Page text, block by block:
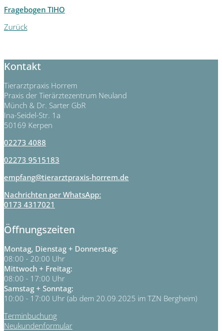
Fragebogen TIHO
Zurück
Kontakt
Tierarztpraxis Horrem
Praxis der Tierärztezentrum Neuland
Münch & Dr. Sarter GbR
Ina-Seidel-Str. 1a
50169 Kerpen
02273 4088
02273 9515183
empfang@tierarztpraxis-horrem.de
Nachrichten per WhatsApp:
0173 4317021
Öffnungszeiten
Montag, Dienstag + Donnerstag:
08:00 - 20:00 Uhr
Mittwoch + Freitag:
08:00 - 17:00 Uhr
Samstag + Sonntag:
10:00 - 17:00 Uhr (ab dem 20.09.2025 im TZN Bergheim)
Terminbuchung
Neukundenformular